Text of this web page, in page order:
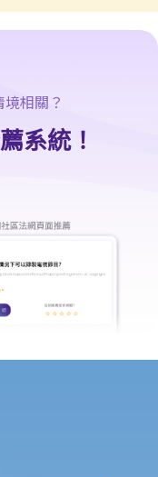
(b) 遣散費 / 長期服務
金）是否須課稅？另
計劃中收取或被認定已
我在離職時從該計劃中
金，然後再與公司續約
表上申報？可否將這項
兩個年度）計稅？
樣被評稅？
/ 補貼全部或部分租金，
2月份薪金與該筆代通
月的薪金還是11個月的
相關？
系統！